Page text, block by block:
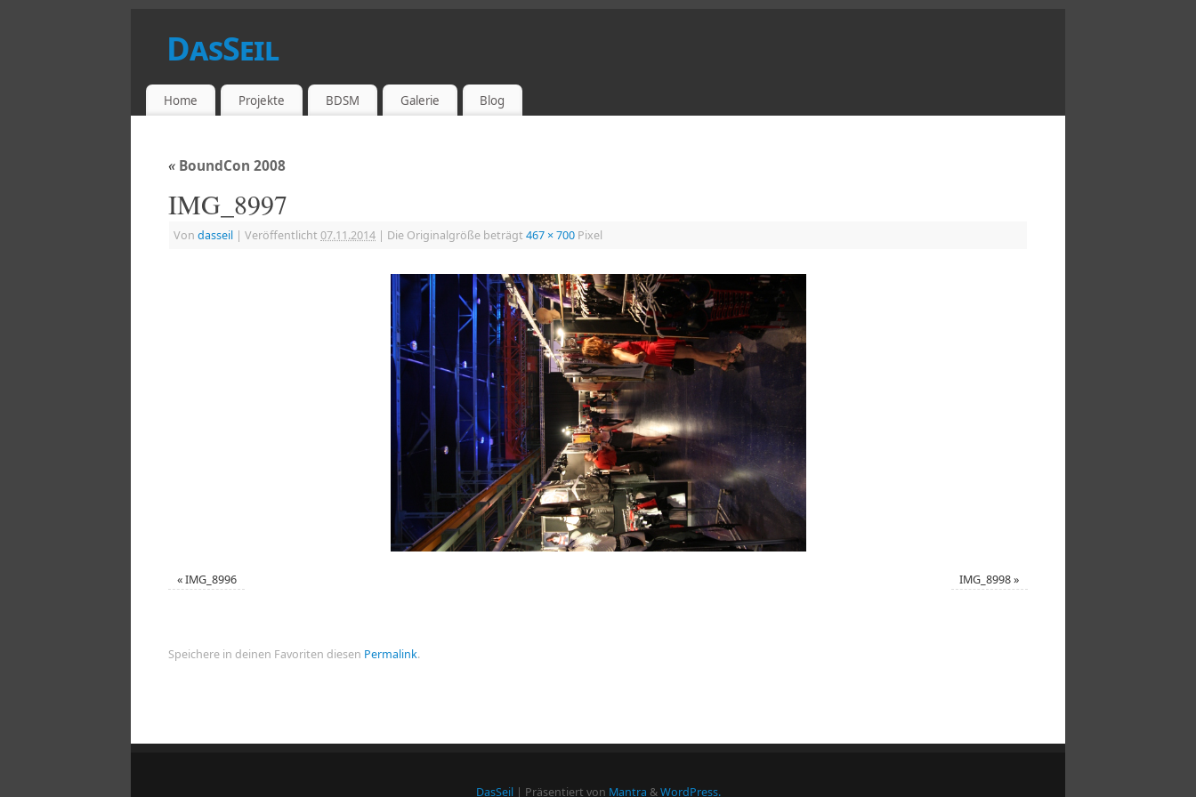
DasSeil
Home Projekte BDSM Galerie Blog
« BoundCon 2008
IMG_8997
Von dasseil | Veröffentlicht 07.11.2014 | Die Originalgröße beträgt 467 × 700 Pixel
«IMG_8996 IMG_8998»
Speichere in deinen Favoriten diesen Permalink.
DasSeil| Präsentiert von Mantra &WordPress.